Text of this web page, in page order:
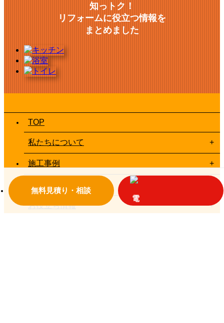
無料見積り・相談
知っトク！
リフォームに役立つ情報を
まとめました
TOP
私たちについて
施工事例
お役立ち情報